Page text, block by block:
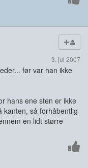
3. jul 2007
før var han ikke
hans ene sten er ikke
kanten, så forhåbentlig
en lidt større